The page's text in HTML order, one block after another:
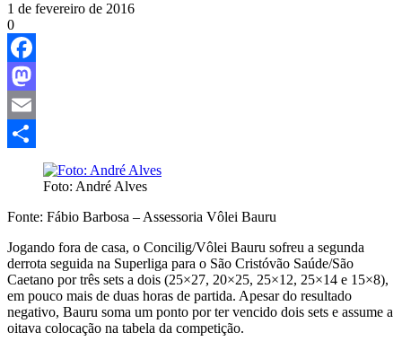
1 de fevereiro de 2016
0
Facebook
Mastodon
Email
Foto: André Alves
Fonte: Fábio Barbosa – Assessoria Vôlei Bauru
Jogando fora de casa, o Concilig/Vôlei Bauru sofreu a segunda
derrota seguida na Superliga para o São Cristóvão Saúde/São
Caetano por três sets a dois (25×27, 20×25, 25×12, 25×14 e 15×8),
em pouco mais de duas horas de partida. Apesar do resultado
negativo, Bauru soma um ponto por ter vencido dois sets e assume a
oitava colocação na tabela da competição.